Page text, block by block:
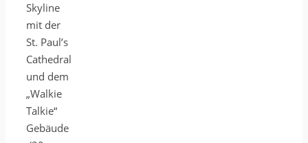
Skyline
mit der
St. Paul’s
Cathedral
und dem
„Walkie
Talkie“
Gebäude